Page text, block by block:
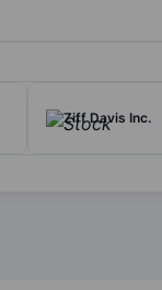
Ziff Davis Inc.